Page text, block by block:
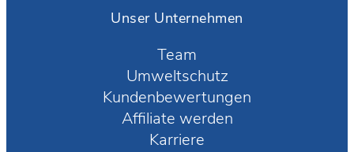
Unser Unternehmen
Team
Umweltschutz
Kundenbewertungen
Affiliate werden
Karriere